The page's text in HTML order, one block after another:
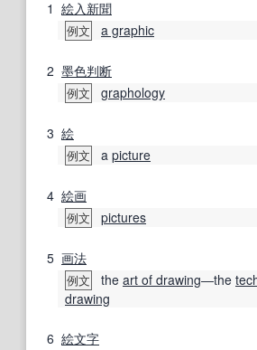
1 絵入新聞
例文 a graphic
2 墨色判断
例文 graphology
3 絵
例文 a picture
4 絵画
例文 pictures
5 画法
例文 the art of drawing―the
drawing
6 絵文字